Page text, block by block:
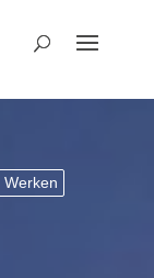
Werken